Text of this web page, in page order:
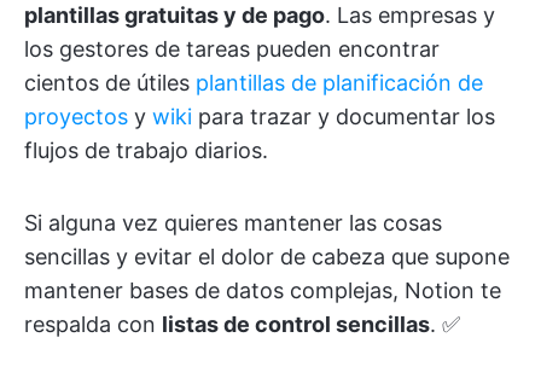
plantillas gratuitas y de pago. Las empresas y
los gestores de tareas pueden encontrar
cientos de útiles plantillas de planificación de
proyectos y wiki para trazar y documentar los
flujos de trabajo diarios.
Si alguna vez quieres mantener las cosas
sencillas y evitar el dolor de cabeza que supone
mantener bases de datos complejas, Notion te
respalda con listas de control sencillas. ✅